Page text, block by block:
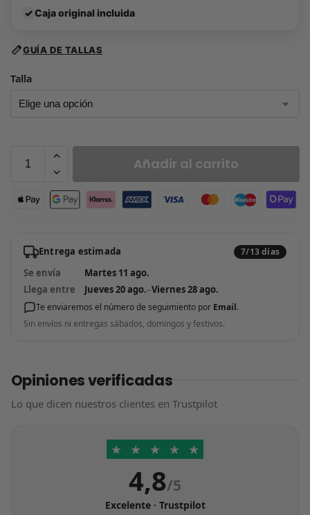
✓Caja original incluida
GUÍA DE TALLAS
Talla
Añadir al carrito
Entrega estimada 7/13 días
Se envía
Martes 11 ago.
Llega entre
Jueves 20 ago.–Viernes 28 ago.
Te enviaremos el número de seguimiento por Email.
Sin envíos ni entregas sábados, domingos y festivos.
Opiniones verificadas
Lo que dicen nuestros clientes en Trustpilot
★ ★ ★ ★ ★
4,8/5
Excelente · Trustpilot